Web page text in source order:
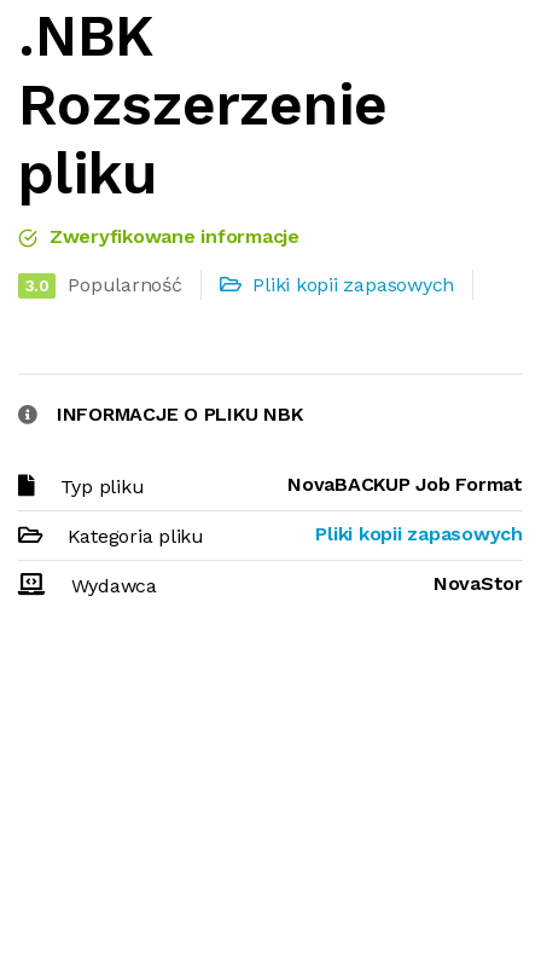
.NBK
Rozszerzenie
pliku
Zweryfikowane informacje
3.0 Popularność Pliki kopii zapasowych
INFORMACJE O PLIKU NBK
Typ pliku NovaBACKUP Job Format
Kategoria pliku Pliki kopii zapasowych
Wydawca NovaStor